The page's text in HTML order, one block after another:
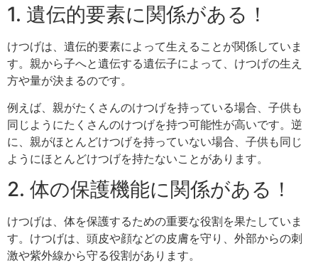
1. 遺伝的要素に関係がある！
けつげは、遺伝的要素によって生えることが関係していま
す。親から子へと遺伝する遺伝子によって、けつげの生え
方や量が決まるのです。
例えば、親がたくさんのけつげを持っている場合、子供も
同じようにたくさんのけつげを持つ可能性が高いです。逆
に、親がほとんどけつげを持っていない場合、子供も同じ
ようにほとんどけつげを持たないことがあります。
2. 体の保護機能に関係がある！
けつげは、体を保護するための重要な役割を果たしていま
す。けつげは、頭皮や顔などの皮膚を守り、外部からの刺
激や紫外線から守る役割があります。